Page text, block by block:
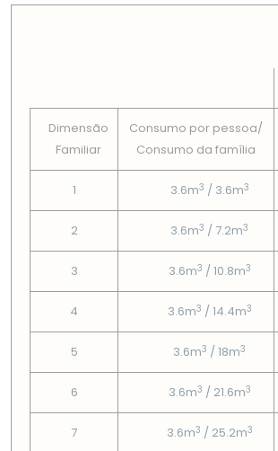
Dimensão
Familiar
Consumo por pessoa/
Consumo da famí­lia
1 3.6m3 / 3.6m3
2 3.6m3 / 7.2m3
3 3.6m3 / 10.8m3
4 3.6m3 / 14.4m3
5 3.6m3 / 18m3
6 3.6m3 / 21.6m3
7 3.6m3 / 25.2m3